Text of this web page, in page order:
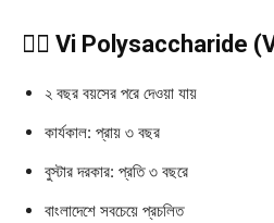
১️⃣ Vi Polysaccharide
২ বছর বয়সের পরে দেওয়া যায়
কার্যকাল: প্রায় ৩ বছর
বুস্টার দরকার: প্রতি ৩ বছরে
বাংলাদেশে সবচেয়ে প্রচলিত